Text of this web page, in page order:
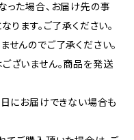
た場合、お届け先の事
ます。ご了承ください。
んのでご了承ください。
ざいません。商品を発送
にお届けできない場合も